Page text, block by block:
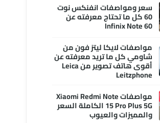
سعر ومواصفات انفنكس نوت
60 كل ما تحتاج معرفته عن
Infinix Note 60
مواصفات لايكا ليتز فون من
شاومي كل ما تريد معرفته عن
أقوى هاتف تصوير من Leica
Leitzphone
مواصفات Xiaomi Redmi Note
15 Pro Plus 5G الكاملة السعر
والمميزات والعيوب